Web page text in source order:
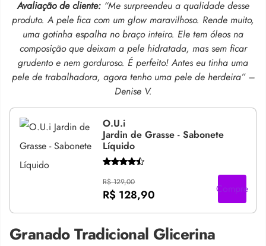
Avaliação de cliente: “Me surpreendeu a qualidade desse
produto. A pele fica com um glow maravilhoso. Rende muito,
uma gotinha espalha no braço inteiro. Ele tem óleos na
composição que deixam a pele hidratada, mas sem ficar
grudento e nem gorduroso. É perfeito! Antes eu tinha uma
pele de trabalhadora, agora tenho uma pele de herdeira” –
Denise V.
O.U.i
Jardin de Grasse - Sabonete
Líquido
R$ 129,00
R$ 128,90 Compre
Granado Tradicional Glicerina